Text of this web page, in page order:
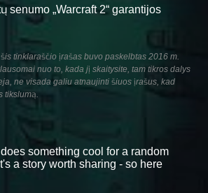
senumo „Warcraft 2“ garantijos
tinklaraščio įrašas buvo paskelbtas 2016 m.
nuo to, kada jį skaitysite, tam tikros dalys
ne visada galiu atnaujinti šiuos įrašus, kad
tikslumą.
something cool for a random
a story worth sharing - so here